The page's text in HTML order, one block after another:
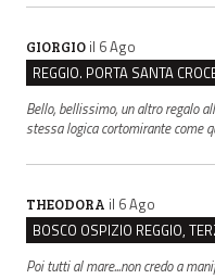
GIORGIO il 6 Ago
Bello, bellissimo, un altro regalo
stessa logica cortomirante come
THEODORA il 6 Ago
Poi tutti al mare...non credo a